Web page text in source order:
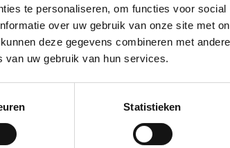
te personaliseren, om functies voor
over uw gebruik van onze site met
deze gegevens combineren met
uw gebruik van hun services.
Statistieken